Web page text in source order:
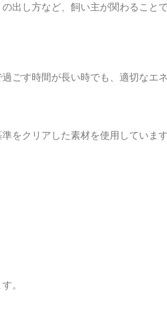
出し方など、飼い主が関わること
ごす時間が長い時でも、適切なエ
をクリアした素材を使用しています
。